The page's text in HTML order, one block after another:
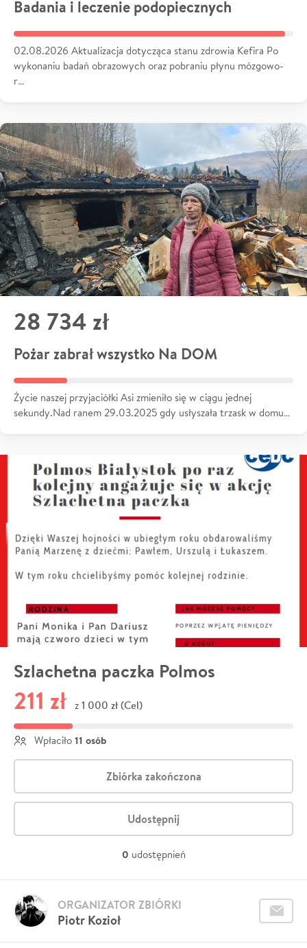
Badania i leczenie podopiecznych
02.08.2026 Aktualizacja dotycząca stanu zdrowia Kefira Po
wykonaniu badań obrazowych oraz pobraniu płynu mózgowo-
r…
28 734 zł
Pożar zabrał wszystko Na DOM
Życie naszej przyjaciółki Asi zmieniło się w ciągu jednej
sekundy.Nad ranem 29.03.2025 gdy usłyszała trzask w domu…
Szlachetna paczka Polmos
211 zł z 1 000 zł (Cel)
Wpłaciło 11 osób
Zbiórka zakończona
Udostępnij
0 udostępnień
Piotr Kozioł
ORGANIZATOR ZBIÓRKI